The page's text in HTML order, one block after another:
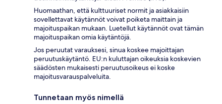
Huomaathan, että kulttuuriset normit ja asiakkaisiin
sovellettavat käytännöt voivat poiketa maittain ja
majoituspaikan mukaan. Luetellut käytännöt ovat tämän
majoituspaikan omia käytäntöjä.
Jos peruutat varauksesi, sinua koskee majoittajan
peruutuskäytäntö. EU:n kuluttajan oikeuksia koskevien
säädösten mukaisesti peruutusoikeus ei koske
majoitusvarauspalveluita.
Tunnetaan myös nimellä